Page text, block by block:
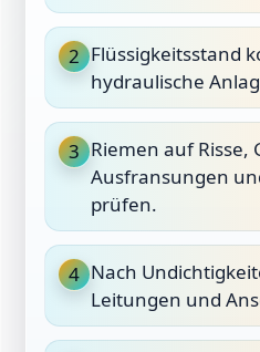
2 Flüssigkeitsstand
hydraulische
3 Riemen auf Risse,
Ausfransungen
prüfen.
4 Nach
Leitungen und